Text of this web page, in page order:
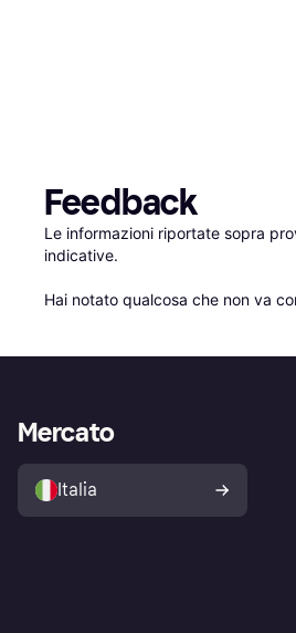
Feedback
Le informazioni riportate sopra
indicative.
Hai notato qualcosa che non va
Mercato
Italia